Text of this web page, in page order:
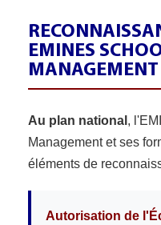
EMINES
MANAGEMENT
Au plan national ,
Management et ses
éléments de
Autorisation de